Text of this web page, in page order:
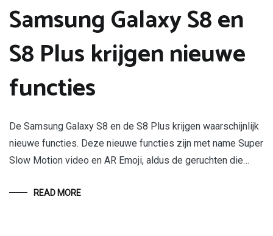
Samsung Galaxy S8 en
S8 Plus krijgen nieuwe
functies
De Samsung Galaxy S8 en de S8 Plus krijgen waarschijnlijk
nieuwe functies. Deze nieuwe functies zijn met name Super
Slow Motion video en AR Emoji, aldus de geruchten die…
READ MORE